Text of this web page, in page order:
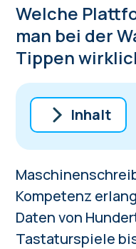
Welche
man bei der
Tippen
Inhalt
Wie wählt
1. Ratatype
für Kinder
2. Keybr —
3.
Kompetenz
Daten von
Tastaturspiele